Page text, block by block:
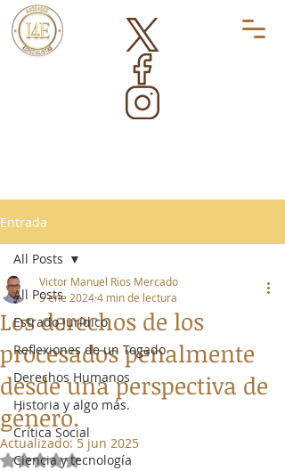
Entrada
All Posts
Estrado Jurídico
Reflexiones de un Togado
Derechos Humanos
Historia y algo más.
Crítica Social
Ciencia y tecnología
All Posts
Los derechos de los
procesados penalmente
desde una perspectiva de
género.
Victor Manuel Rios Mercado
5 ene 20244 min de lectura
Actualizado:5 jun 2025
Obtuvo NaN de 5 estrellas.